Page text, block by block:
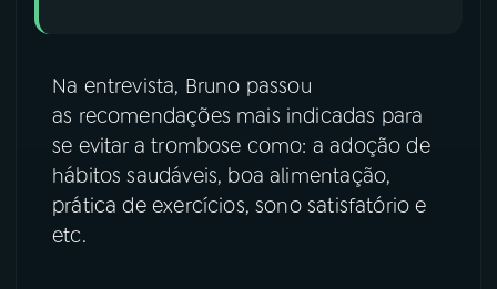
Na entrevista, Bruno passou
as recomendações mais indicadas para
se evitar a trombose como: a adoção de
hábitos saudáveis, boa alimentação,
prática de exercícios, sono satisfatório e
etc.